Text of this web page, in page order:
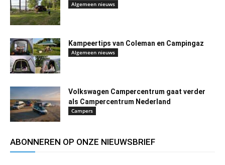
Algemeen nieuws
Kampeertips van Coleman en Campingaz
Algemeen nieuws
Volkswagen Campercentrum gaat verder
als Campercentrum Nederland
Campers
ABONNEREN OP ONZE NIEUWSBRIEF